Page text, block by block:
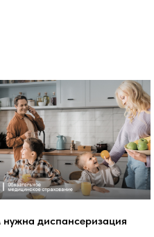
нужна диспансеризация